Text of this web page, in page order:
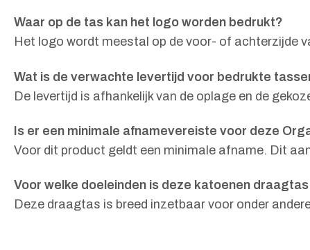
Waar op de tas kan het logo worden bedrukt?
Het logo wordt meestal op de voor- of achterzijde
Wat is de verwachte levertijd voor bedrukte
De levertijd is afhankelijk van de oplage en de
Is er een minimale afnamevereiste voor deze
Voor dit product geldt een minimale afname. Dit
Voor welke doeleinden is deze katoenen
Deze draagtas is breed inzetbaar voor onder